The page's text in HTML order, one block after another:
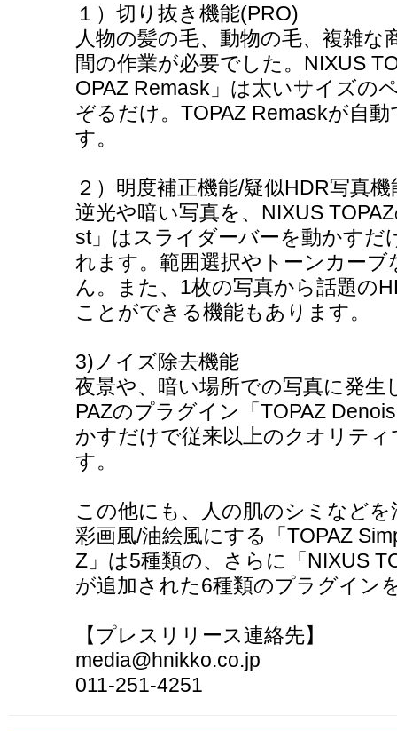
１）切り抜き機能(PRO)
人物の髪の毛、動物の毛、複雑
間の作業が必要でした。NIXUS
OPAZ Remask」は太いサイズの
ぞるだけ。TOPAZ Remaskが自
す。
２）明度補正機能/疑似HDR写真機
逆光や暗い写真を、NIXUS
st」はスライダーバーを動かすだ
れます。範囲選択やトーンカー
ん。また、1枚の写真から話題の
ことができる機能もあります。
3)ノイズ除去機能
夜景や、暗い場所での写真に発
PAZのプラグイン「TOPAZ
かすだけで従来以上のクオリテ
す。
この他にも、人の肌のシミなどを
彩画風/油絵風にする「TOPAZ
Z」は5種類の、さらに「NIXUS
が追加された6種類のプラグイン
【プレスリリース連絡先】
media@hnikko.co.jp
011-251-4251